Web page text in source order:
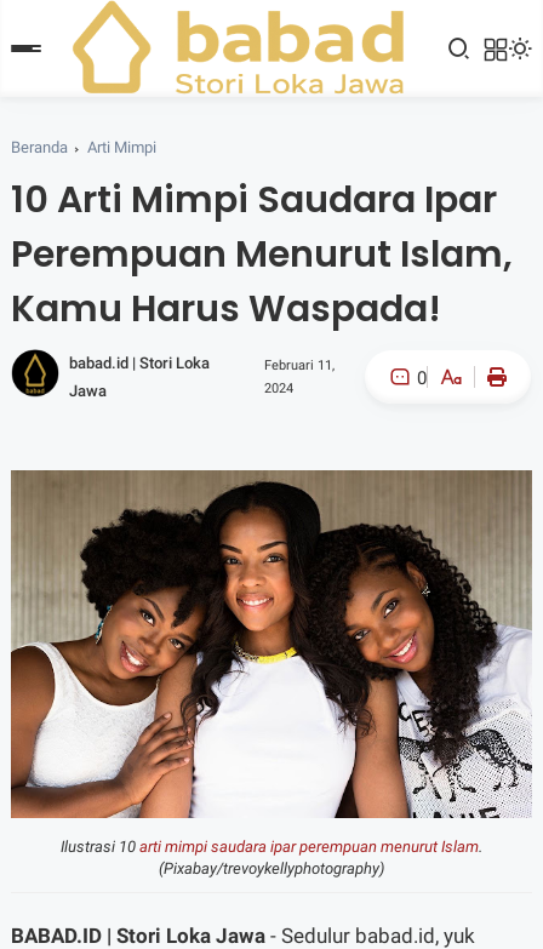
Beranda Arti Mimpi
10 Arti Mimpi Saudara Ipar
Perempuan Menurut Islam,
Kamu Harus Waspada!
babad.id | Stori Loka
Jawa
Februari 11,
2024
0
Ilustrasi 10 arti mimpi saudara ipar perempuan menurut Islam.
(Pixabay/trevoykellyphotography)
BABAD.ID | Stori Loka Jawa - Sedulur babad.id, yuk